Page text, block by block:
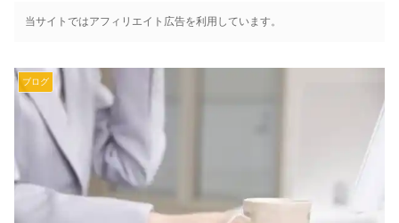
当サイトではアフィリエイト広告を利用しています。
ブログ